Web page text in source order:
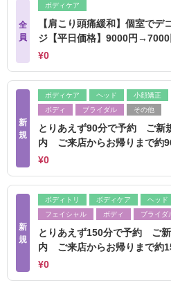
全
員
ボディケア
【肩こり頭痛緩和】個室でデ
ジ【平日価格】9000円→7000
¥0
新
規
ボディケア ヘッド 小顔矯正
ボディ
ブライダル その他
とりあえず90分で予約 ご新
内 ご来店からお帰りまで約
¥0
新
規
ボディトリ ボディケア ヘッド
フェイシャル
ボディ ブライダ
とりあえず150分で予約 ご
内 ご来店からお帰りまで約
¥0